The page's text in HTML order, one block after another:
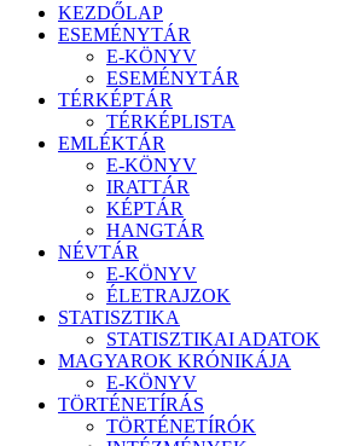
KEZDŐLAP
ESEMÉNYTÁR
E-KÖNYV
ESEMÉNYTÁR
TÉRKÉPTÁR
TÉRKÉPLISTA
EMLÉKTÁR
E-KÖNYV
IRATTÁR
KÉPTÁR
HANGTÁR
NÉVTÁR
E-KÖNYV
ÉLETRAJZOK
STATISZTIKA
STATISZTIKAI ADATOK
MAGYAROK KRÓNIKÁJA
E-KÖNYV
TÖRTÉNETÍRÁS
TÖRTÉNETÍRÓK